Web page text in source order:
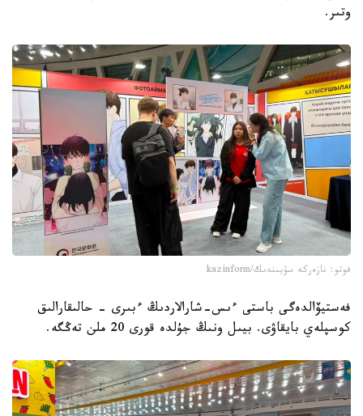
وتىر.
فوتو: نازەركە سۇيىندىك/kazinform
فەستيۆالدەگى باستى ءىس-شارالاردىڭ ءبىرى - حالىقارالىق
كوسپلەي بايقاۋى. بيىل ونىڭ جۇلدە قورى 20 ملن تەڭگە.